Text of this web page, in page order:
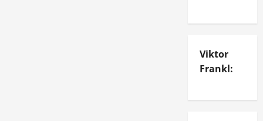
Viktor
Frankl: